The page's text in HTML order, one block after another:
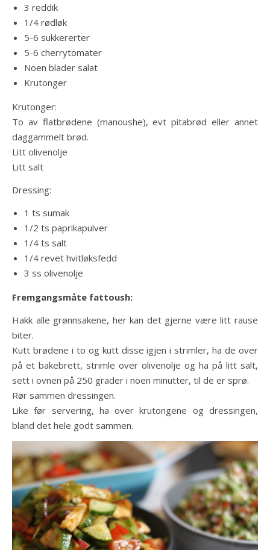
3 reddik
1/4 rødløk
5-6 sukkererter
5-6 cherrytomater
Noen blader salat
Krutonger
Krutonger:
To av flatbrødene (manoushe), evt pitabrød eller annet
daggammelt brød.
Litt olivenolje
Litt salt
Dressing:
1 ts sumak
1/2 ts paprikapulver
1/4 ts salt
1/4 revet hvitløksfedd
3 ss olivenolje
Fremgangsmåte fattoush:
Hakk alle grønnsakene, her kan det gjerne være litt rause
biter.
Kutt brødene i to og kutt disse igjen i strimler, ha de over
på et bakebrett, strimle over olivenolje og ha på litt salt,
sett i ovnen på 250 grader i noen minutter, til de er sprø.
Rør sammen dressingen.
Like før servering, ha over krutongene og dressingen,
bland det hele godt sammen.